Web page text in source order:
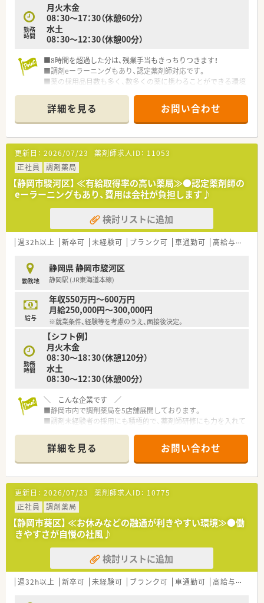
確定拠出年金：退職金制度として導入しており、老後の生活に
役立てるための年金制度があります。
長期所得保障保険制度：病気やケガで長期にわたって働けなく
なった場合に保険金が支給されます。
■全店でピッキングサポートシステムを標準導入
医療事務・登録販売者の在籍している店舗も多数あり、ピッキ
ング業務はほとんどを非薬剤師が行います。
服薬指導や患者様の会話に集中できる環境が魅力です。
≪ こんな方におすすめ ≫
■調剤薬局のご経験がない方、ブランクのある方
■１人薬剤師などは避けて、周りに質問できる環境で働きたい方
■今後のライフイベントに備えて、転勤や育児に理解のある環境
を求める方
勤務
時間
月火木金
08：30～17：30（休憩60分）
水土
08：30～12：30（休憩00分）
■8時間を超過した分は、残業手当もきっちりつきます！
■調剤eーラーニングもあり、認定薬剤師対応です。
■薬の採用品目数も多く、数多くの薬に携わることができる環境
詳細を見る お問い合わせ
更新日： 2026/07/23 薬剤師求人ID： 11053
正社員
調剤薬局
【静岡市駿河区】 ≪有給取得率の高い薬局≫●認定薬剤師の
eーラーニングもあり、費用は会社が負担します♪
検討リストに追加
週32h以上 新卒可 未経験可 ブランク可 車通勤可 高給与(600万円以上)
勤務地
静岡県 静岡市駿河区
静岡駅 (JR東海道本線)
給与
年収550万円～600万円
月給250,000円～300,000円
※就業条件、経験等を考慮のうえ、面接後決定。
勤務
時間
【シフト例】
月火木金
08：30～18：30（休憩120分）
水土
08：30～12：30（休憩00分）
＼ こんな企業です ／
■静岡市内で調剤薬局を5店舗展開しております。
■調剤未経験者の採用にも積極的で、薬剤師研修にも力を入れて
■個々人の働き方に合わせた勤務シフトを調整するなど、融通も
利きやすい社風です。
■遠方から来られる薬剤師様には住宅の手配もご検討いただけ
ます。
■かかりつけ薬剤師にも積極的なお考えがある薬局です。
＼ 同店の特徴 ／
■内科、消化器科の門前薬局です。
■1日約50~80枚の処方箋を応需しています。
■薬剤師も常に複数人体制です。
詳細を見る お問い合わせ
更新日： 2026/07/23 薬剤師求人ID： 10775
正社員
調剤薬局
【静岡市葵区】 ≪お休みなどの融通が利きやすい環境≫●働
きやすさが自慢の社風♪
検討リストに追加
週32h以上 新卒可 未経験可 ブランク可 車通勤可 高給与(600万円以上)